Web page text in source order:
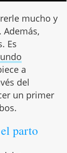
mucho y
Además,
Es
a
del
un primer
parto